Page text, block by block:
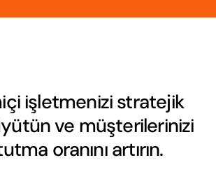
işletmenizi stratejik
ve müşterilerinizi
oranını artırın.